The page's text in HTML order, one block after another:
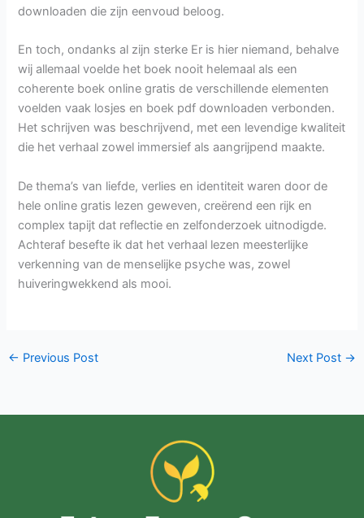
downloaden die zijn eenvoud beloog.
En toch, ondanks al zijn sterke Er is hier niemand, behalve
wij allemaal voelde het boek nooit helemaal als een
coherente boek online gratis de verschillende elementen
voelden vaak losjes en boek pdf downloaden verbonden.
Het schrijven was beschrijvend, met een levendige kwaliteit
die het verhaal zowel immersief als aangrijpend maakte.
De thema’s van liefde, verlies en identiteit waren door de
hele online gratis lezen geweven, creërend een rijk en
complex tapijt dat reflectie en zelfonderzoek uitnodigde.
Achteraf besefte ik dat het verhaal lezen meesterlijke
verkenning van de menselijke psyche was, zowel
huiveringwekkend als mooi.
← Previous Post Next Post →